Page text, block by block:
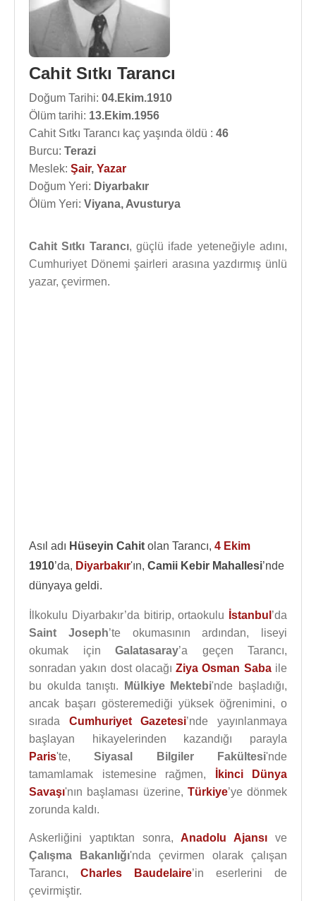
Cahit Sıtkı Tarancı
Doğum Tarihi: 04.Ekim.1910
Ölüm tarihi: 13.Ekim.1956
Cahit Sıtkı Tarancı kaç yaşında öldü : 46
Burcu: Terazi
Meslek: Şair, Yazar
Doğum Yeri: Diyarbakır
Ölüm Yeri: Viyana, Avusturya
Cahit Sıtkı Tarancı, güçlü ifade yeteneğiyle adını,
Cumhuriyet Dönemi şairleri arasına yazdırmış ünlü
yazar, çevirmen.
Asıl adı Hüseyin Cahit olan Tarancı, 4 Ekim
1910’da, Diyarbakır'ın, Camii Kebir Mahallesi’nde
dünyaya geldi.
İlkokulu Diyarbakır’da bitirip, ortaokulu İstanbul ’da
Saint Joseph’te okumasının ardından, liseyi
okumak için Galatasaray’a geçen Tarancı,
sonradan yakın dost olacağıZiya Osman Sabaile
bu okulda tanıştı.
Mülkiye Mektebi'nde başladığı,
ancak başarı gösteremediği yüksek öğrenimini, o
sırada Cumhuriyet Gazetesi’nde yayınlanmaya
başlayan hikayelerinden kazandığı parayla
Paris'te,Siyasal Bilgiler Fakültesi'nde
tamamlamak istemesine rağmen,
İkinci Dünya
Savaşı'nın başlaması üzerine, Türkiye’ye dönmek
zorunda kaldı.
Askerliğini yaptıktan sonra,Anadolu Ajansı ve
Çalışma Bakanlığı'nda çevirmen olarak çalışan
Tarancı, Charles Baudelaire’in eserlerini de
çevirmiştir.